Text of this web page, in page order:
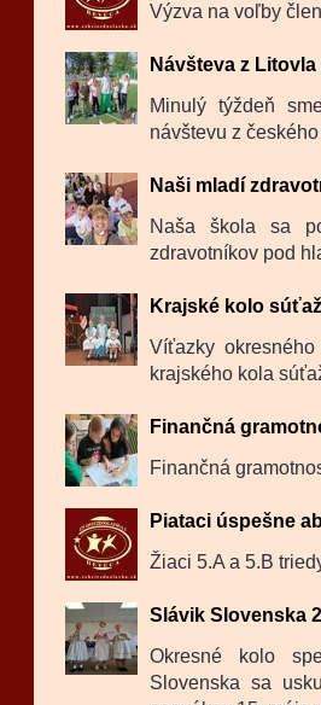
Výzva na voľby
Návšteva z Litovla
Minulý týždeň
návštevu z
Naši mladí
Naša škola sa
zdravotníkov pod
Krajské kolo
Víťazky
krajského kola
Finančná
Finančná
Piataci úspešne
Žiaci 5.A a 5.B
Slávik Slovenska
Okresné kolo
Slovenska sa